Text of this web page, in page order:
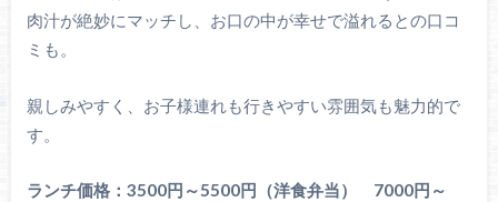
肉汁が絶妙にマッチし、お口の中が幸せで溢れるとの口コ
ミも。
親しみやすく、お子様連れも行きやすい雰囲気も魅力的で
す。
ランチ価格：3500円～5500円（洋食弁当） 7000円～